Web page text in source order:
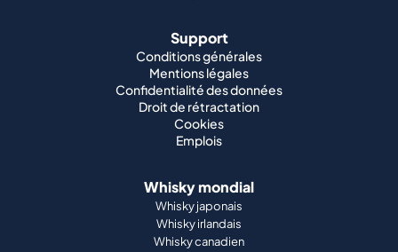
Support
Conditions générales
Mentions légales
Confidentialité des données
Droit de rétractation
Cookies
Emplois
Whisky mondial
Whisky japonais
Whisky irlandais
Whisky canadien